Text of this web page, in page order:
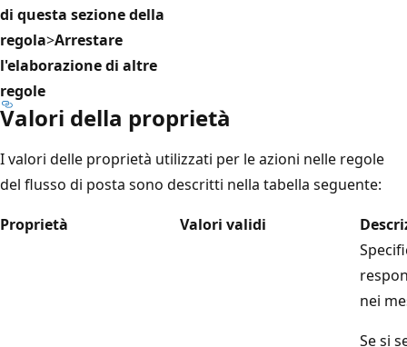
di questa sezione della
regola>Arrestare
l'elaborazione di altre
regole
Valori della proprietà
I valori delle proprietà utilizzati per le azioni nelle regole
del flusso di posta sono descritti nella tabella seguente:
Proprietà
Valori validi
nei
Se si